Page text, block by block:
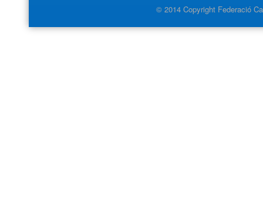
© 2014 Copyright Federació